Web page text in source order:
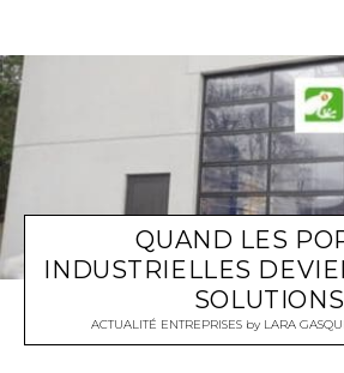
QUAND LES
INDUSTRIELLES
SOLUTIONS
ACTUALITÉ ENTREPRISES by LARA